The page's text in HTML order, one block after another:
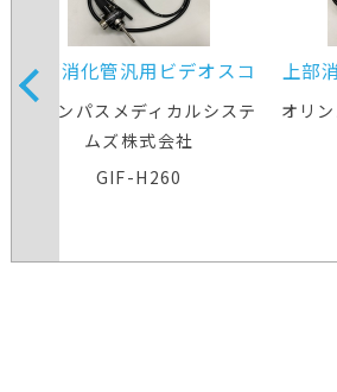
上部消化管汎用ビデオスコ
ープ
オリンパスメディカルシステ
ムズ株式会社
GIF-H260
上部
オリ